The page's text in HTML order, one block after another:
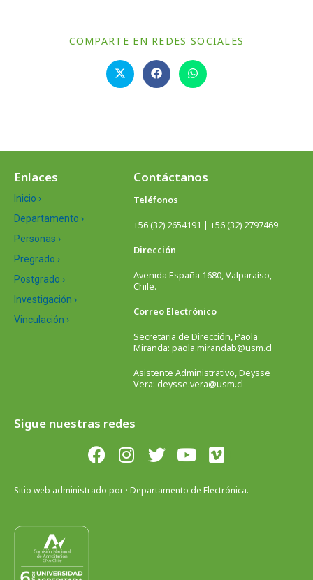
COMPARTE EN REDES SOCIALES
Enlaces
Inicio ›
Departamento ›
Personas ›
Pregrado ›
Postgrado ›
Investigación ›
Vinculación ›
Contáctanos
Teléfonos
+56 (32) 2654191 | +56 (32) 2797469
Dirección
Avenida España 1680, Valparaíso,
Chile.
Correo Electrónico
Secretaria de Dirección, Paola
Miranda: paola.mirandab@usm.cl
Asistente Administrativo, Deysse
Vera: deysse.vera@usm.cl
Sigue nuestras redes
Sitio web administrado por · Departamento de Electrónica.